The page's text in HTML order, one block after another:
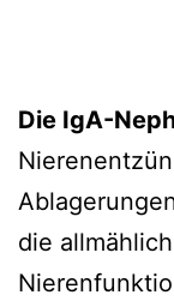
Die IgA-
die